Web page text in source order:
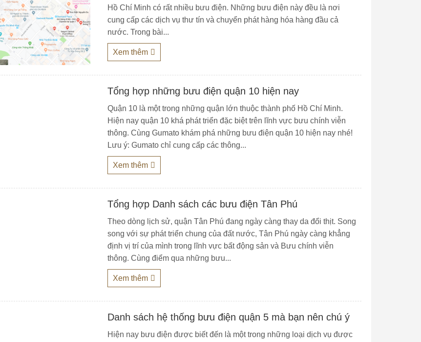
Hồ Chí Minh có rất nhiều bưu điện. Những bưu điện này đều là nơi
cung cấp các dịch vụ thư tín và chuyển phát hàng hóa hàng đầu cả
nước. Trong bài...
Xem thêm
Tổng hợp những bưu điện quận 10 hiện nay
Quận 10 là một trong những quận lớn thuộc thành phố Hồ Chí Minh.
Hiện nay quận 10 khá phát triển đặc biệt trên lĩnh vực bưu chính viễn
thông. Cùng Gumato khám phá những bưu điện quận 10 hiện nay nhé!
Lưu ý: Gumato chỉ cung cấp các thông...
Xem thêm
Tổng hợp Danh sách các bưu điện Tân Phú
Theo dòng lịch sử, quận Tân Phú đang ngày càng thay da đổi thịt. Song
song với sự phát triển chung của đất nước, Tân Phú ngày càng khẳng
định vị trí của mình trong lĩnh vực bất động sản và Bưu chính viễn
thông. Cùng điểm qua những bưu...
Xem thêm
Danh sách hệ thống bưu điện quận 5 mà bạn nên chú ý
Hiện nay bưu điện được biết đến là một trong những loại dịch vụ được